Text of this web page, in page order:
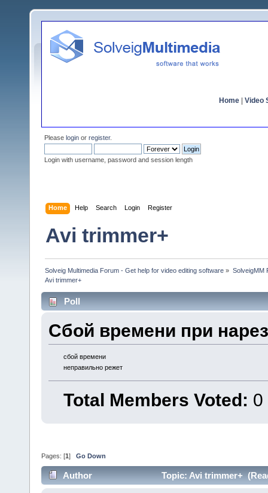
Home Video
Please login or register.
Login with username, password and session length
Home Help Search Login Register
Avi trimmer+
Solveig Multimedia Forum - Get help for video editing software » SolveigMM
Avi trimmer+
Poll
Сбой времени при
сбой времени
неправильно режет
Total Members Voted: 0
Pages: [1] Go Down
Author Topic: Avi trimmer+